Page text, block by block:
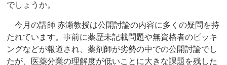
でしょうか。
今月の講師 赤瀬教授は公開討論の内容に多くの疑問を持
たれています。事前に薬歴未記載問題や無資格者のピッキ
ングなどが報道され、薬剤師が劣勢の中での公開討論でし
たが、医薬分業の理解度が低いことに大きな課題を残した